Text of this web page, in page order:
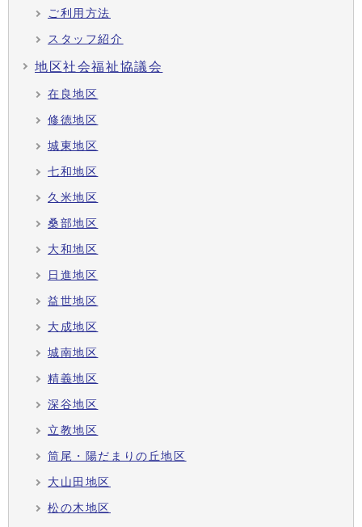
ご利用方法
スタッフ紹介
地区社会福祉協議会
在良地区
修徳地区
城東地区
七和地区
久米地区
桑部地区
大和地区
日進地区
益世地区
大成地区
城南地区
精義地区
深谷地区
立教地区
筒尾・陽だまりの丘地区
大山田地区
松の木地区